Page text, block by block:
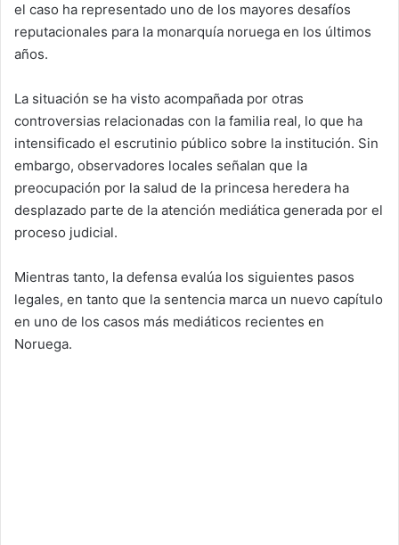
el caso ha representado uno de los mayores desafíos
reputacionales para la monarquía noruega en los últimos
años.
La situación se ha visto acompañada por otras
controversias relacionadas con la familia real, lo que ha
intensificado el escrutinio público sobre la institución. Sin
embargo, observadores locales señalan que la
preocupación por la salud de la princesa heredera ha
desplazado parte de la atención mediática generada por el
proceso judicial.
Mientras tanto, la defensa evalúa los siguientes pasos
legales, en tanto que la sentencia marca un nuevo capítulo
en uno de los casos más mediáticos recientes en
Noruega.